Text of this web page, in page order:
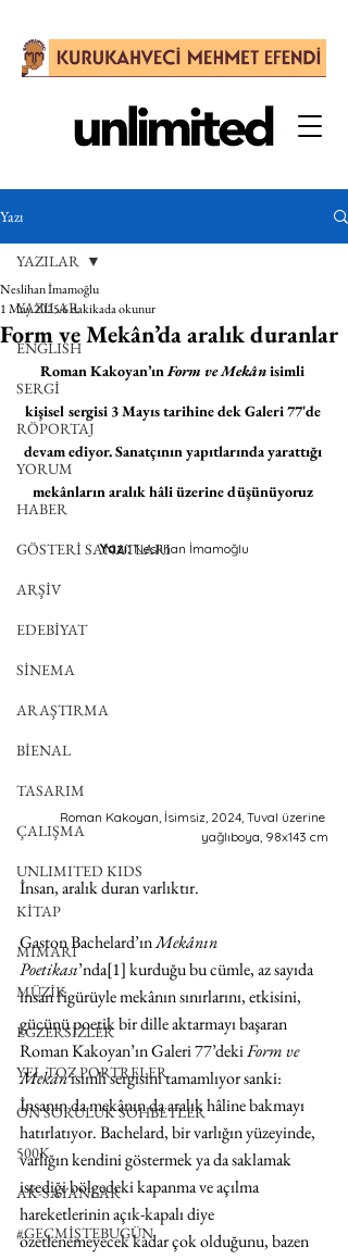
Yazı
YAZILAR
ENGLISH
SERGİ
RÖPORTAJ
YORUM
HABER
GÖSTERİ SANATLARI
ARŞİV
EDEBİYAT
SİNEMA
ARAŞTIRMA
BİENAL
TASARIM
ÇALIŞMA
UNLIMITED KIDS
KİTAP
MİMARİ
MÜZİK
EGZERSİZLER
YEL TOZ PORTRELER
ON SORULUK SOHBETLER
500K
AK-SAYANLAR
#GEÇMİŞTEBUGÜN
YAZILAR
Form ve Mekân’da aralık duranlar
Neslihan İmamoğlu
1 May 20256 dakikada okunur
Roman Kakoyan’ın Form ve Mekân isimli
kişisel sergisi 3 Mayıs tarihine dek Galeri 77'de
devam ediyor. Sanatçının yapıtlarında yarattığı
mekânların aralık hâli üzerine düşünüyoruz
Yazı: Neslihan İmamoğlu
Roman Kakoyan, İsimsiz, 2024, Tuval üzerine
yağlıboya, 98x143 cm
İnsan, aralık duran varlıktır.
Gaston Bachelard’ın Mekânın
Poetikası’nda[1] kurduğu bu cümle, az sayıda
insan figürüyle mekânın sınırlarını, etkisini,
gücünü poetik bir dille aktarmayı başaran
Roman Kakoyan’ın Galeri 77’deki Form ve
Mekân isimli sergisini tamamlıyor sanki:
İnsanın da mekânın da aralık hâline bakmayı
hatırlatıyor. Bachelard, bir varlığın yüzeyinde,
varlığın kendini göstermek ya da saklamak
istediği bölgedeki kapanma ve açılma
hareketlerinin açık-kapalı diye
özetlenemeyecek kadar çok olduğunu, bazen